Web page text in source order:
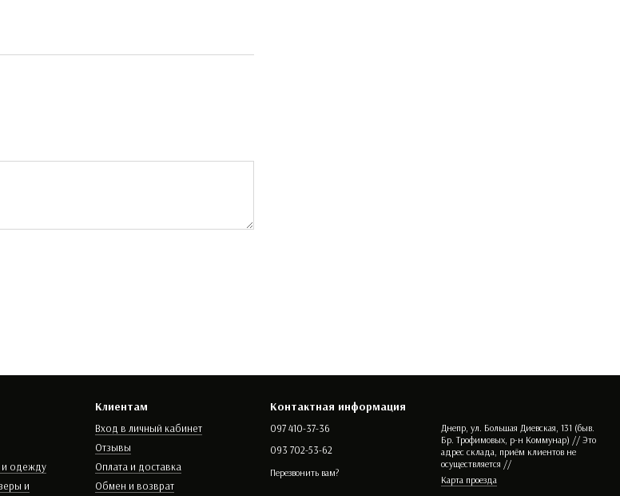
и одежду
и
Клиентам
Вход в личный кабинет
Отзывы
Оплата и доставка
Обмен и возврат
Контактная информация
097 410-37-36
093 702-53-62
Перезвонить вам?
Днепр, ул. Большая Диевская, 131 (быв.
Бр. Трофимовых, р-н Коммунар) // Это
адрес склада, приём клиентов не
осуществляется //
Карта проезда